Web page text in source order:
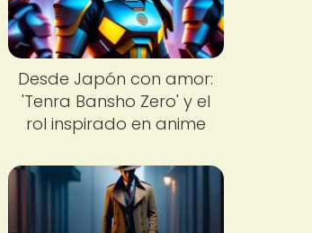
Desde Japón con amor:
'Tenra Bansho Zero' y el
rol inspirado en anime